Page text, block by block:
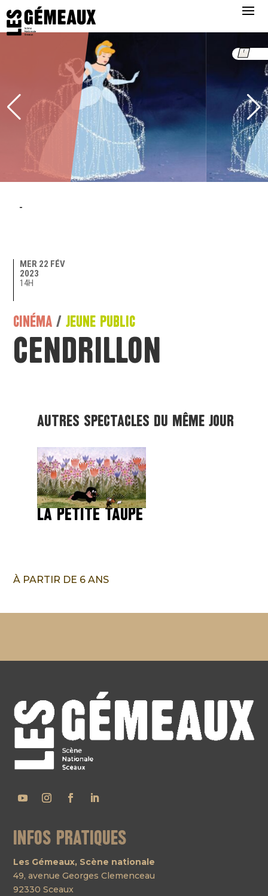
-
MER 22 FÉV
2023
14H
À PARTIR DE 6 ANS
CINÉMA /JEUNE PUBLIC
Cendrillon
Autres spectacles du même jour
LA PETITE TAUPE
Infos pratiques
Les Gémeaux, Scène nationale
49, avenue Georges Clemenceau
92330 Sceaux